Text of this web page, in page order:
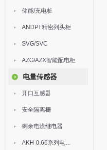
储能/充电桩
ANDPF精密列头柜
SVG/SVC
AZG/AZX智能配电柜
电量传感器
开口互感器
安全隔离栅
剩余电流继电器
AKH-0.66系列电流互感器